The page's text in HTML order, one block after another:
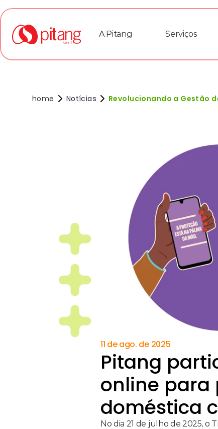
A Pitang Serviços
home Notícias Revolucionando a Gestão
11 de ago. de 2025
Pitang
online para
doméstica
No dia 21 de julho de 2025,